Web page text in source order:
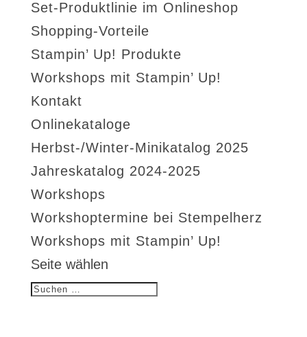
Set-Produktlinie im Onlineshop
Shopping-Vorteile
Stampin’ Up! Produkte
Workshops mit Stampin’ Up!
Kontakt
Onlinekataloge
Herbst-/Winter-Minikatalog 2025
Jahreskatalog 2024-2025
Workshops
Workshoptermine bei Stempelherz
Workshops mit Stampin’ Up!
Seite wählen